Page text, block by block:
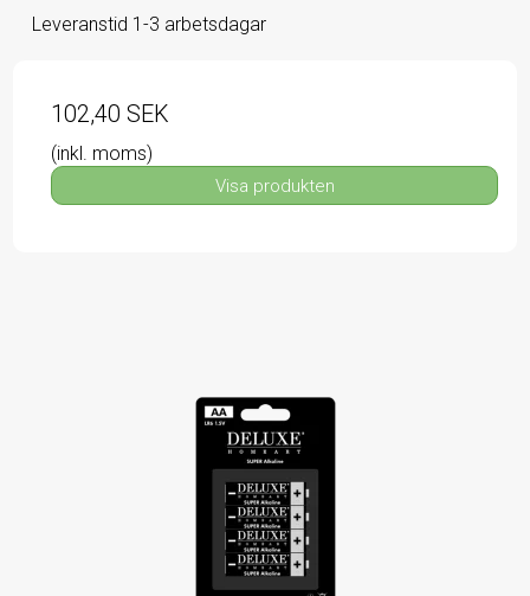
Leveranstid 1-3 arbetsdagar
102,40 SEK
(inkl. moms)
Visa produkten